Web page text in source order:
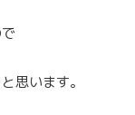
思います。